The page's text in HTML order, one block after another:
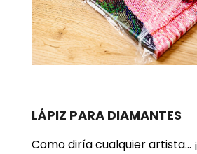
LÁPIZ PARA DIAMANTES
Como diría cualquier artista…